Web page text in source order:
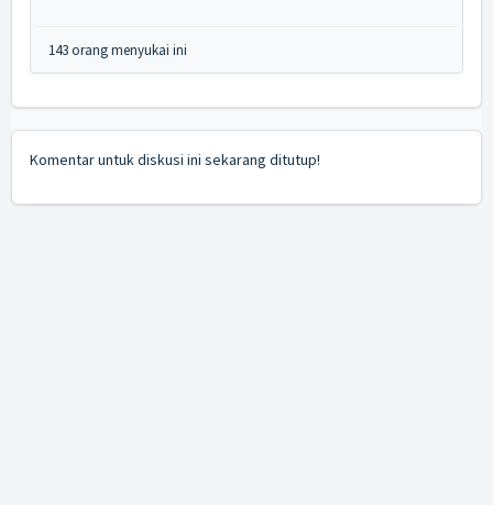
143 orang menyukai ini
Komentar untuk diskusi ini sekarang ditutup!